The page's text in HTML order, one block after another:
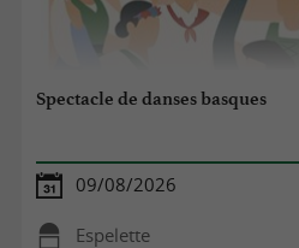
Spectacle de danses basques
09/08/2026
Espelette